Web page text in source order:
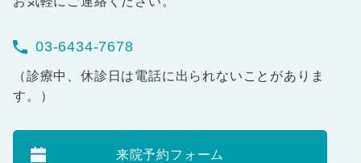
03-6434-7678
（診療中、休診日は電話に出られないことがありま
す。）
来院予約フォーム